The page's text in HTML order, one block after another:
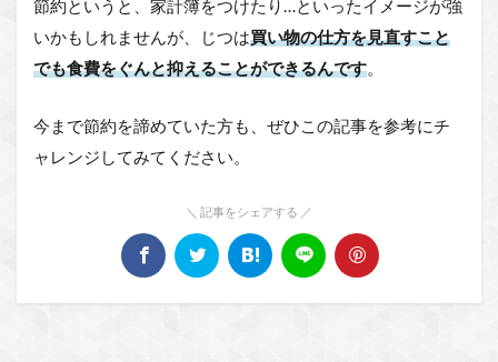
節約というと、家計簿をつけたり…といったイメージが強
いかもしれませんが、じつは買い物の仕方を見直すこと
でも食費をぐんと抑えることができるんです
今まで節約を諦めていた方も、ぜひこの記事を参考にチ
ャレンジしてみてください。